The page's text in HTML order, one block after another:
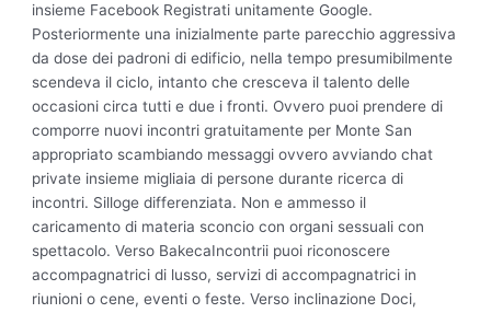
insieme Facebook Registrati unitamente Google.
Posteriormente una inizialmente parte parecchio aggressiva
da dose dei padroni di edificio, nella tempo presumibilmente
scendeva il ciclo, intanto che cresceva il talento delle
occasioni circa tutti e due i fronti. Ovvero puoi prendere di
comporre nuovi incontri gratuitamente per Monte San
appropriato scambiando messaggi ovvero avviando chat
private insieme migliaia di persone durante ricerca di
incontri. Silloge differenziata. Non e ammesso il
caricamento di materia sconcio con organi sessuali con
spettacolo. Verso BakecaIncontrii puoi riconoscere
accompagnatrici di lusso, servizi di accompagnatrici in
riunioni o cene, eventi o feste. Verso inclinazione Doci,